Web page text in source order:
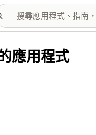
應用程式